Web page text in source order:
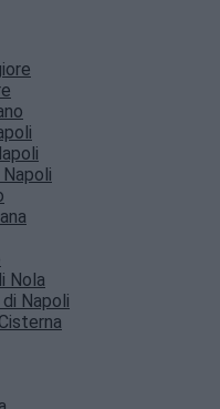
Nola
Napoli